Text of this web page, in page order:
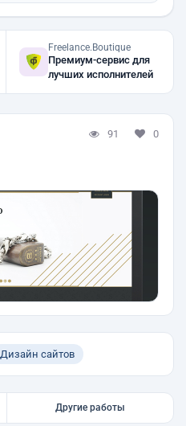
Freelance.Boutique
Премиум-сервис для
лучших исполнителей
91 0
Дизайн сайтов
Другие работы